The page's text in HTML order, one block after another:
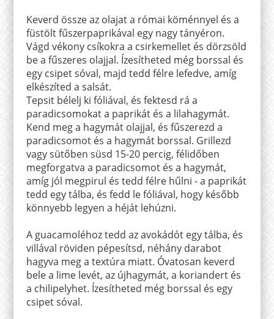
Keverd össze az olajat a római köménnyel és a
füstölt fűszerpaprikával egy nagy tányéron.
Vágd vékony csíkokra a csirkemellet és dörzsöld
be a fűszeres olajjal. Ízesítheted még borssal és
egy csipet sóval, majd tedd félre lefedve, amíg
elkészíted a salsát.
Tepsit bélelj ki fóliával, és fektesd rá a
paradicsomokat a paprikát és a lilahagymát.
Kend meg a hagymát olajjal, és fűszerezd a
paradicsomot és a hagymát borssal. Grillezd
vagy sütőben süsd 15-20 percig, félidőben
megforgatva a paradicsomot és a hagymát,
amíg jól megpirul és tedd félre hűlni - a paprikát
tedd egy tálba, és fedd le fóliával, hogy később
könnyebb legyen a héját lehúzni.
A guacamoléhoz tedd az avokádót egy tálba, és
villával röviden pépesítsd, néhány darabot
hagyva meg a textúra miatt. Óvatosan keverd
bele a lime levét, az újhagymát, a koriandert és
a chilipelyhet. Ízesítheted még borssal és egy
csipet sóval.